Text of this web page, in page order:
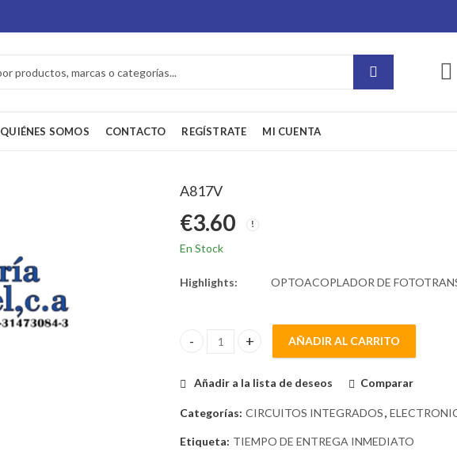
QUIÉNES SOMOS CONTACTO REGÍSTRATE MI CUENTA
A817V
€3.60
En Stock
Highlights: OPTOACOPLADOR DE
A817V quantity
AÑADIR AL CARRITO
Añadir a la lista de deseos Comparar
Categorías: CIRCUITOS INTEGRADOS,
Etiqueta: TIEMPO DE ENTREGA INMEDIATO